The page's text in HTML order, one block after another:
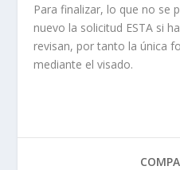
Para finalizar, lo que no se
nuevo la solicitud ESTA si
revisan, por tanto la única
mediante el visado.